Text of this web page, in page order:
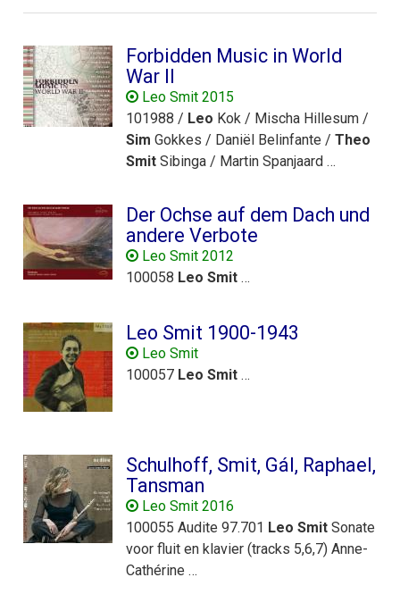
Forbidden Music in World
War II
Leo Smit 2015
101988 / Leo Kok / Mischa Hillesum /
Sim Gokkes / Daniël Belinfante / Theo
Smit Sibinga / Martin Spanjaard …
Der Ochse auf dem Dach und
andere Verbote
Leo Smit 2012
100058 Leo Smit …
Leo Smit 1900-1943
Leo Smit
100057 Leo Smit …
Schulhoff, Smit, Gál, Raphael,
Tansman
Leo Smit 2016
100055 Audite 97.701 Leo Smit Sonate
voor fluit en klavier (tracks 5,6,7) Anne-
Cathérine …